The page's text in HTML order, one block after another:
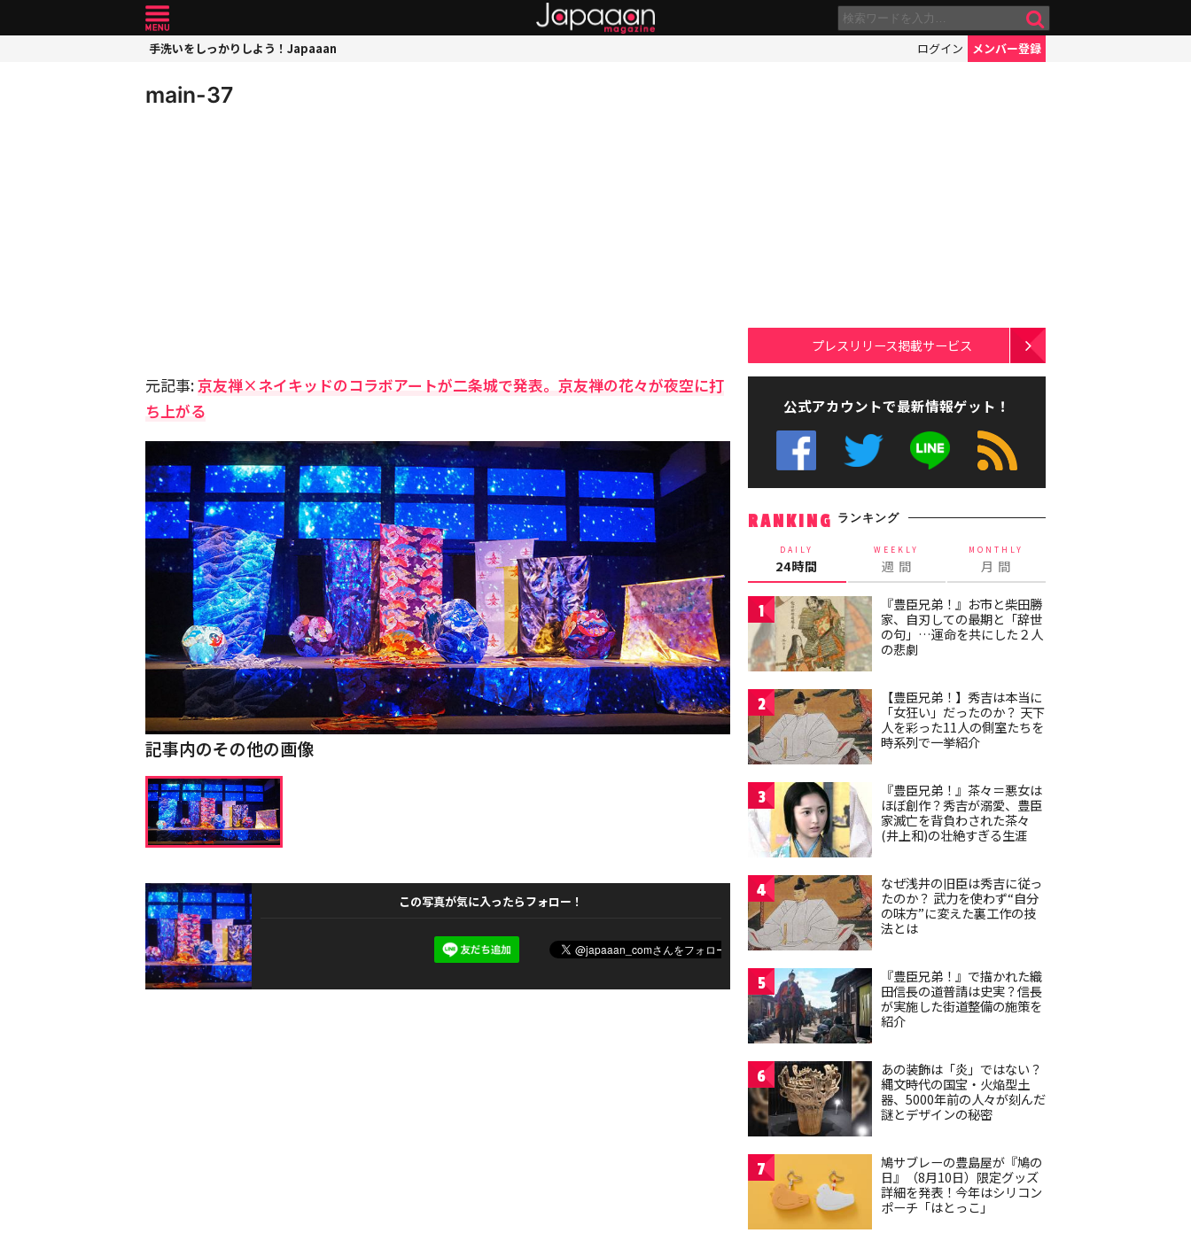
手洗いをしっかりしよう！Japaaan ログイン メンバー登録
main-37
元記事:京友禅×ネイキッドのコラボアートが二条城で発表。京友禅の花々が夜空に打
ち上がる
記事内のその他の画像
この写真が気に入ったらフォロー！
プレスリリース掲載サービス
公式アカウントで最新情報ゲット！
RANKING ランキング
DAILY
24時間
WEEKLY
週 間
MONTHLY
月 間
1
『豊臣兄弟！』お市と柴田勝
家、自刃しての最期と「辞世
の句」…運命を共にした２人
の悲劇
2
【豊臣兄弟！】秀吉は本当に
「女狂い」だったのか？ 天下
人を彩った11人の側室たちを
時系列で一挙紹介
3
『豊臣兄弟！』茶々＝悪女は
ほぼ創作？秀吉が溺愛、豊臣
家滅亡を背負わされた茶々
(井上和)の壮絶すぎる生涯
4
なぜ浅井の旧臣は秀吉に従っ
たのか？ 武力を使わず“自分
の味方”に変えた裏工作の技
法とは
5
『豊臣兄弟！』で描かれた織
田信長の道普請は史実？信長
が実施した街道整備の施策を
紹介
6
あの装飾は「炎」ではない？
縄文時代の国宝・火焔型土
器、5000年前の人々が刻んだ
謎とデザインの秘密
7
鳩サブレーの豊島屋が『鳩の
日』（8月10日）限定グッズ
詳細を発表！今年はシリコン
ポーチ「はとっこ」